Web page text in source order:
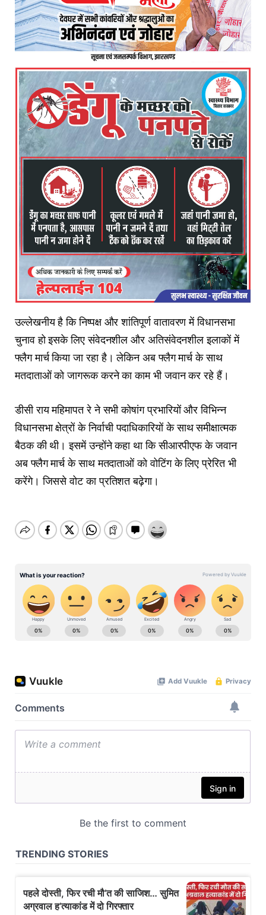
उल्लेखनीय है कि निष्पक्ष और शांतिपूर्ण वातावरण में विधानसभा
चुनाव हो इसके लिए संवेदनशील और अतिसंवेदनशील इलाकों में
फ्लैग मार्च किया जा रहा है। लेकिन अब फ्लैग मार्च के साथ
मतदाताओं को जागरूक करने का काम भी जवान कर रहे हैं।
डीसी राय महिमापत रे ने सभी कोषांग प्रभारियों और विभिन्न
विधानसभा क्षेत्रों के निर्वाची पदाधिकारियों के साथ समीक्षात्मक
बैठक की थी। इसमें उन्होंने कहा था कि सीआरपीएफ के जवान
अब फ्लैग मार्च के साथ मतदाताओं को वोटिंग के लिए प्रेरित भी
करेंगे। जिससे वोट का प्रतिशत बढ़ेगा।